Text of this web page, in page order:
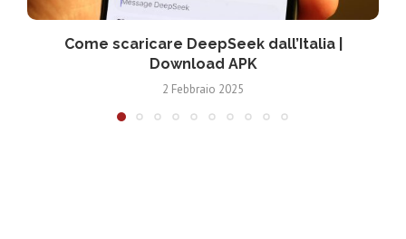
Come scaricare DeepSeek dall’Italia |
Download APK
2 Febbraio 2025